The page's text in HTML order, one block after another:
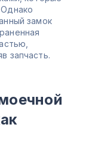
замок
запчасть.